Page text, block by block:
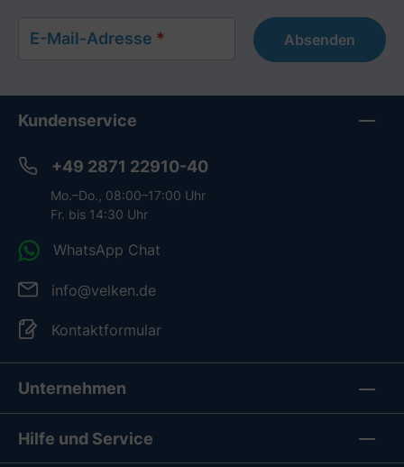
E-Mail-Adresse * Absenden
Unternehmen
Hilfe und Service
Kundenservice
+49 2871 22910-40
Mo.–Do., 08:00–17:00 Uhr
Fr. bis 14:30 Uhr
WhatsApp Chat
info@velken.de
Kontaktformular